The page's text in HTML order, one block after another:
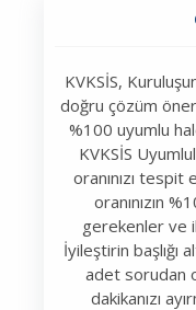
KVKSİS,
doğru çözüm
%100 uyumlu
KVKSİS
oranınızı
oranınızın
gerekenler ve
İyileştirin başlığı
adet sorudan
dakikanızı